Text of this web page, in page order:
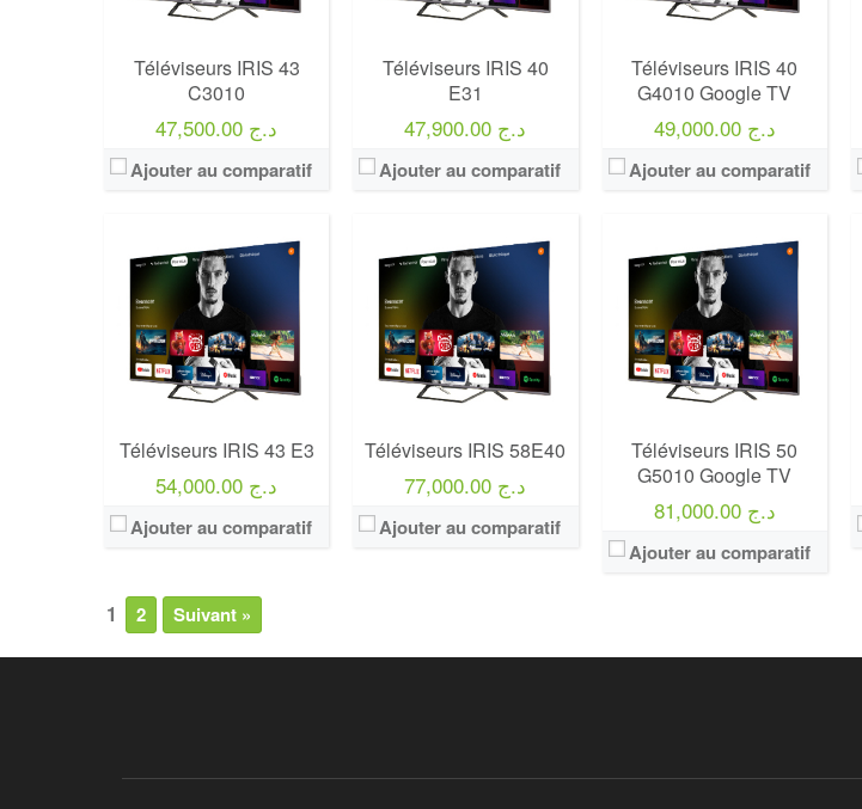
Téléviseurs IRIS 43
C3010
47,500.00 د.ج
Ajouter au comparatif
Téléviseurs IRIS 40
E31
47,900.00 د.ج
Ajouter au comparatif
Téléviseurs IRIS 40
G4010 Google TV
49,000.00 د.ج
Ajouter au comparatif
Téléviseurs IRIS 43 E3
54,000.00 د.ج
Ajouter au comparatif
Téléviseurs IRIS 58E40
77,000.00 د.ج
Ajouter au comparatif
Téléviseurs IRIS 50
G5010 Google TV
81,000.00 د.ج
Ajouter au comparatif
1 2 Suivant »